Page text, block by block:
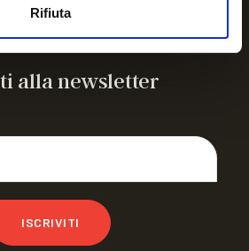
Rifiutaa FIRENZE 26
alla newsletter
ISCRIVITI